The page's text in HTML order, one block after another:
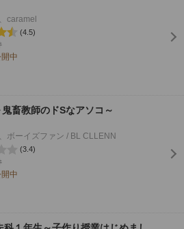
caramel
(4.5)
中
畜教師のドSなアソコ～
ボーイズファン / BL CLLENN
(3.4)
中